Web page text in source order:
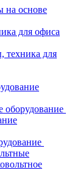
на основе
для офиса
техника для
оборудование